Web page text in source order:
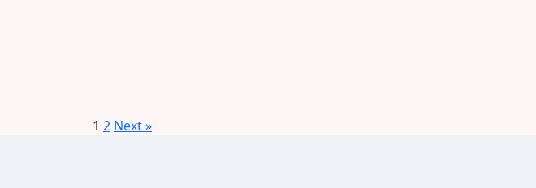
1 2 Next »